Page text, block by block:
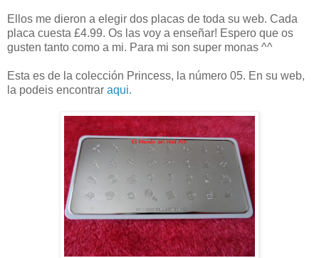
Ellos me dieron a elegir dos placas de toda su web. Cada
placa cuesta £4.99. Os las voy a enseñar! Espero que os
gusten tanto como a mi. Para mi son super monas ^^
Esta es de la colección Princess, la número 05. En su web,
la podeis encontrar aqui.